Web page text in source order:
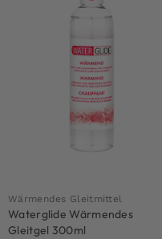
Wärmendes Gleitmittel
Waterglide Wärmendes
Gleitgel 300ml